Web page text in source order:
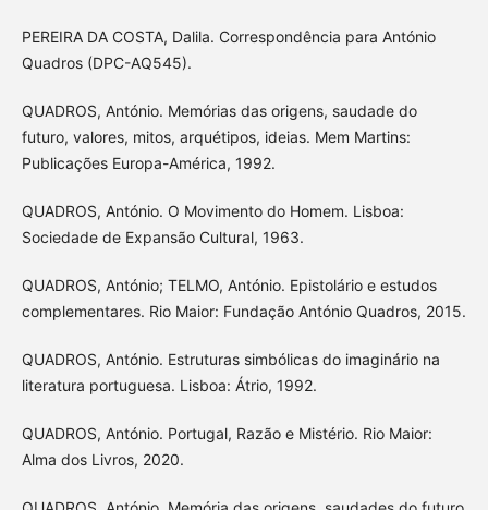
PEREIRA DA COSTA, Dalila. Correspondência para António
Quadros (DPC-AQ545).
QUADROS, António. Memórias das origens, saudade do
futuro, valores, mitos, arquétipos, ideias. Mem Martins:
Publicações Europa-América, 1992.
QUADROS, António. O Movimento do Homem. Lisboa:
Sociedade de Expansão Cultural, 1963.
QUADROS, António; TELMO, António. Epistolário e estudos
complementares. Rio Maior: Fundação António Quadros, 2015.
QUADROS, António. Estruturas simbólicas do imaginário na
literatura portuguesa. Lisboa: Átrio, 1992.
QUADROS, António. Portugal, Razão e Mistério. Rio Maior:
Alma dos Livros, 2020.